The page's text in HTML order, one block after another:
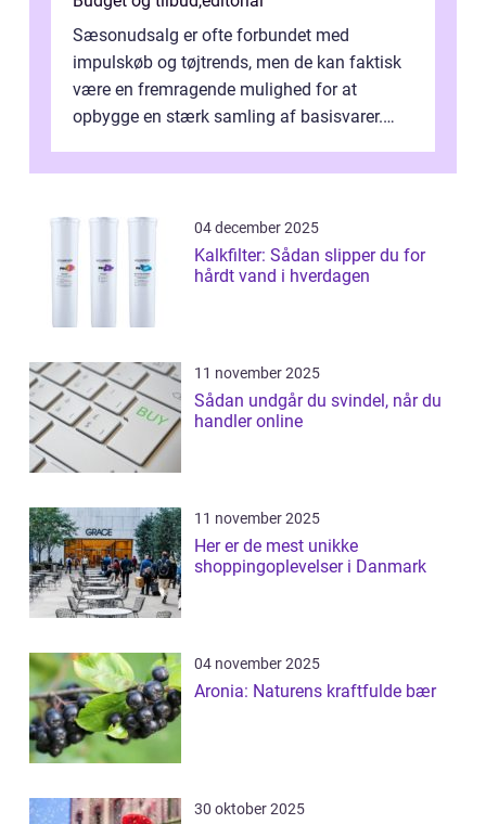
Sæsonudsalg er ofte forbundet med
impulskøb og tøjtrends, men de kan faktisk
være en fremragende mulighed for at
opbygge en stærk samling af basisvarer.
04 december 2025
Kalkfilter: Sådan slipper du for
hårdt vand i hverdagen
11 november 2025
Sådan undgår du svindel, når du
handler online
11 november 2025
Her er de mest unikke
shoppingoplevelser i Danmark
04 november 2025
Aronia: Naturens kraftfulde bær
30 oktober 2025